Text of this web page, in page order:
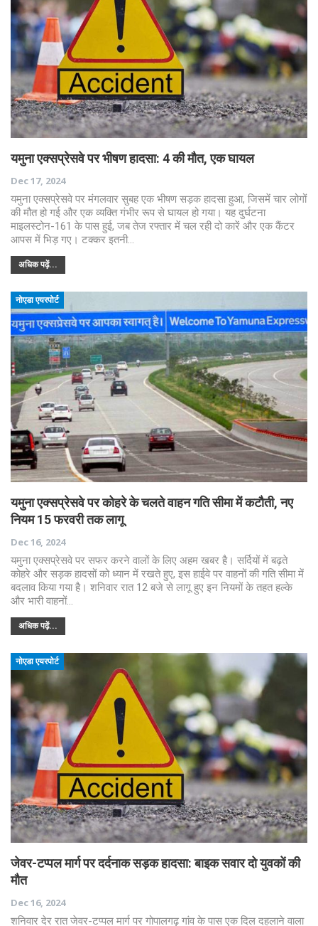
यमुना एक्सप्रेसवे पर भीषण हादसा: 4 की मौत, एक घायल
Dec 17, 2024
यमुना एक्सप्रेसवे पर मंगलवार सुबह एक भीषण सड़क हादसा हुआ, जिसमें चार लोगों
की मौत हो गई और एक व्यक्ति गंभीर रूप से घायल हो गया। यह दुर्घटना
माइलस्टोन-161 के पास हुई, जब तेज रफ्तार में चल रही दो कारें और एक कैंटर
आपस में भिड़ गए। टक्कर इतनी…
अधिक पढ़ें...
नोएडा एयरपोर्ट
यमुना एक्सप्रेसवे पर कोहरे के चलते वाहन गति सीमा में कटौती, नए
नियम 15 फरवरी तक लागू
Dec 16, 2024
यमुना एक्सप्रेसवे पर सफर करने वालों के लिए अहम खबर है। सर्दियों में बढ़ते
कोहरे और सड़क हादसों को ध्यान में रखते हुए, इस हाईवे पर वाहनों की गति सीमा में
बदलाव किया गया है। शनिवार रात 12 बजे से लागू हुए इन नियमों के तहत हल्के
और भारी वाहनों…
अधिक पढ़ें...
नोएडा एयरपोर्ट
जेवर-टप्पल मार्ग पर दर्दनाक सड़क हादसा: बाइक सवार दो युवकों की
मौत
Dec 16, 2024
शनिवार देर रात जेवर-टप्पल मार्ग पर गोपालगढ़ गांव के पास एक दिल दहलाने वाला